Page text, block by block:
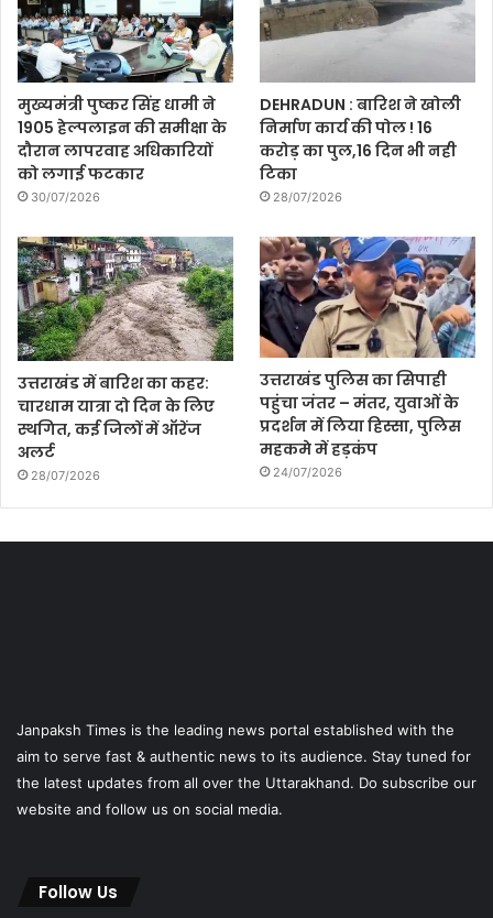
मुख्यमंत्री पुष्कर सिंह धामी ने
1905 हेल्पलाइन की समीक्षा के
दौरान लापरवाह अधिकारियों
को लगाई फटकार
30/07/2026
DEHRADUN : बारिश ने खोली
निर्माण कार्य की पोल ! 16
करोड़ का पुल,16 दिन भी नही
टिका
28/07/2026
उत्तराखंड में बारिश का कहर:
चारधाम यात्रा दो दिन के लिए
स्थगित, कई जिलों में ऑरेंज
अलर्ट
28/07/2026
उत्तराखंड पुलिस का सिपाही
पहुंचा जंतर – मंतर, युवाओं के
प्रदर्शन में लिया हिस्सा, पुलिस
महकमे में हड़कंप
24/07/2026
Janpaksh Times is the leading news portal established with the
aim to serve fast & authentic news to its audience. Stay tuned for
the latest updates from all over the Uttarakhand. Do subscribe our
website and follow us on social media.
Follow Us